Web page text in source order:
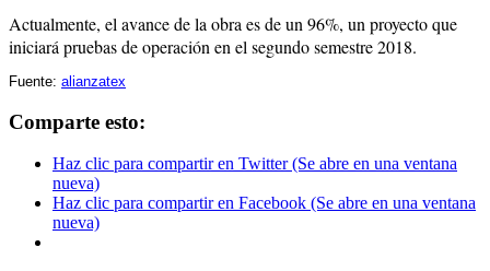
Actualmente, el avance de la obra es de un 96%, un proyecto que
iniciará pruebas de operación en el segundo semestre 2018.
Fuente: alianzatex
Comparte esto:
Haz clic para compartir en Twitter (Se abre en una ventana
nueva)
Haz clic para compartir en Facebook (Se abre en una ventana
nueva)